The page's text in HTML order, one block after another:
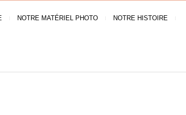
NOTRE MATÉRIEL PHOTO NOTRE HISTOIRE